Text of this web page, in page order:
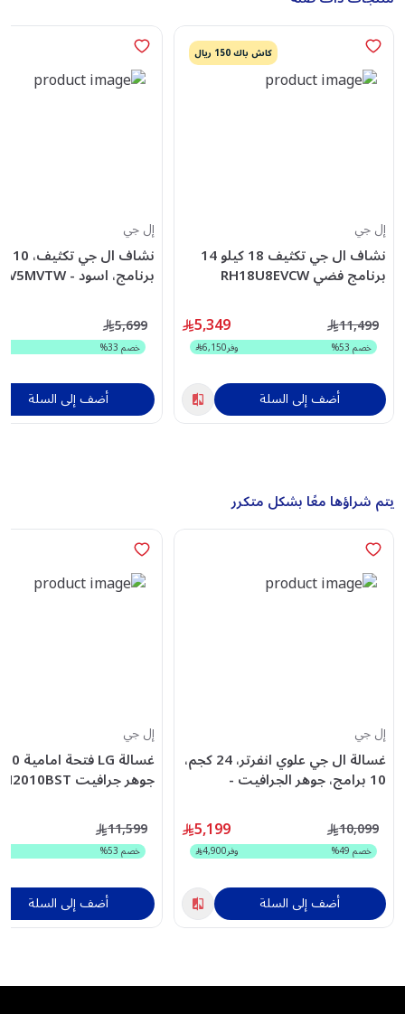
كاش باك 150 ريال
إل جي
نشاف ال جي تكثيف 18 كيلو 14
برنامج فضي RH18U8EVCW
5,349 11,499
خصم53
% وفر6,150
أضف إلى السلة
إل جي
برنامج، اسود - RH10V5MVTW
5,699
خصم 33
%
أضف إلى السلة
يتم شراؤها معًا بشكل متكرر
إل جي
غسالة ال جي علوي انفرتر، 24 كجم،
10 برامج، جوهر الجرافيت -
WTR24HHG
5,199 10,099
خصم49
% وفر4,900
أضف إلى السلة
إل جي
جوهر جرافيت WFN2010BST
11,599
خصم 53
%
أضف إلى السلة